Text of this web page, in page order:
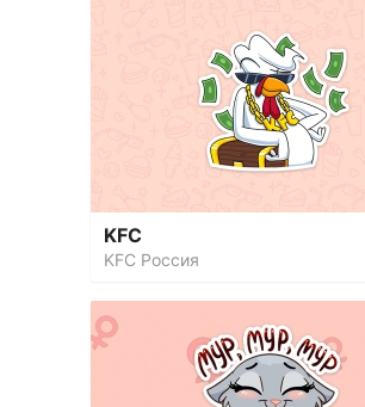
KFC
KFC Россия